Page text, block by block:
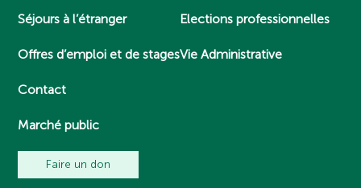
Séjours à l’étranger
Offres d’emploi et de stages
Contact
Marché public
Elections professionnelles
Vie Administrative
Faire un don